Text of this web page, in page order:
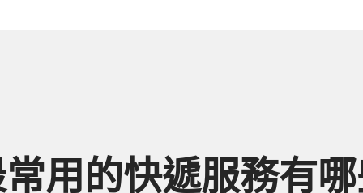
用的快遞服務有哪